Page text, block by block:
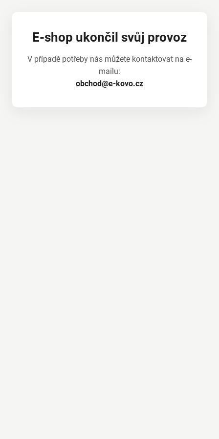
E-shop ukončil svůj provoz
V případě potřeby nás můžete kontaktovat na e-
mailu:
obchod@e-kovo.cz